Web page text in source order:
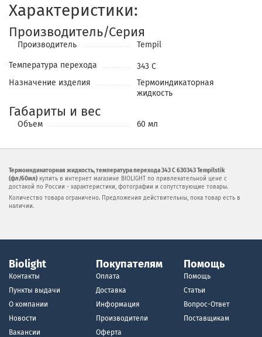
Характеристики:
Производитель/Серия
Производитель Tempil
Температура перехода
343 С
Назначение изделия
Термоиндикаторная
жидкость
Габариты и вес
Объем 60 мл
Термоиндикаторная жидкость, температура перехода 343 С 630343 Tempilstik
(фл/60мл) купить в интернет магазине BIOLIGHT по привлекательной цене с
достакой по России - характеристики, фотографии и сопутствующие товары.
Количество товара ограничено. Предложения действительны, пока товар есть в
наличии.
Biolight
Контакты
Пункты выдачи
О компании
Новости
Вакансии
Покупателям
Оплата
Доставка
Информация
Производители
Оферта
Помощь
Помощь
Статьи
Вопрос-Ответ
Поставщикам